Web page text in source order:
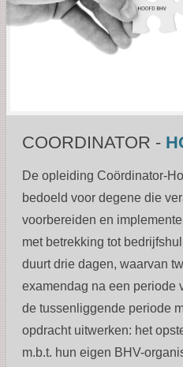
COORDINATOR -
De opleiding Coördinator-
bedoeld voor degene die
voorbereiden en
met betrekking tot
duurt drie dagen, waarvan
examendag na een periode
de tussenliggende periode
opdracht uitwerken: het
m.b.t. hun eigen BHV-